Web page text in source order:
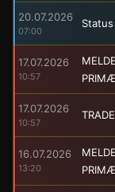
20.07.2026
07:00
17.07.2026
10:57
17.07.2026
10:57
16.07.2026
13:20